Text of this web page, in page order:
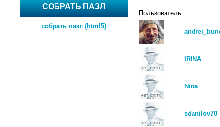
СОБРАТЬ ПАЗЛ
собрать пазл (html5)
Пользователь
IRINA
Nina
sdanilov70